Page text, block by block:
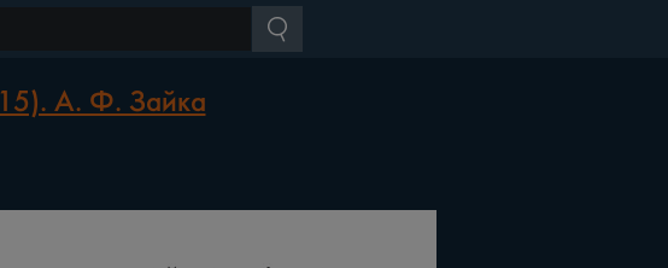
А. Ф. Зайка